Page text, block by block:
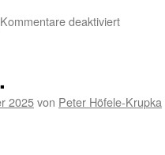
Kommentare deaktiviertfür
2025von Peter Höfele-Krupka